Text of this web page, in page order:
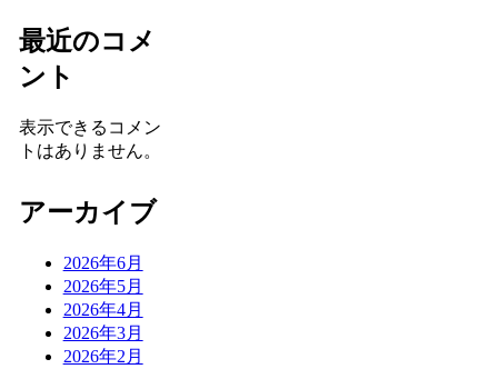
最近のコメ
ント
表示できるコメン
トはありません。
アーカイブ
2026年6月
2026年5月
2026年4月
2026年3月
2026年2月